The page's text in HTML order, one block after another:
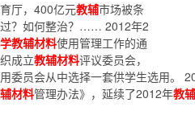
厅，400亿元教辅市场被条
过？如何整治？…… 2012年2
教辅材料使用管理工作的通
成立教辅材料评议委员会，
委员会从中选择一套供学生选用。
材料管理办法》，延续了2012年教辅